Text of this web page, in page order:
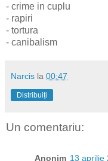
- crime in cuplu
- rapiri
- tortura
- canibalism
Narcis la 00:47
Distribuiți
Un comentariu:
Anonim 13 aprilie